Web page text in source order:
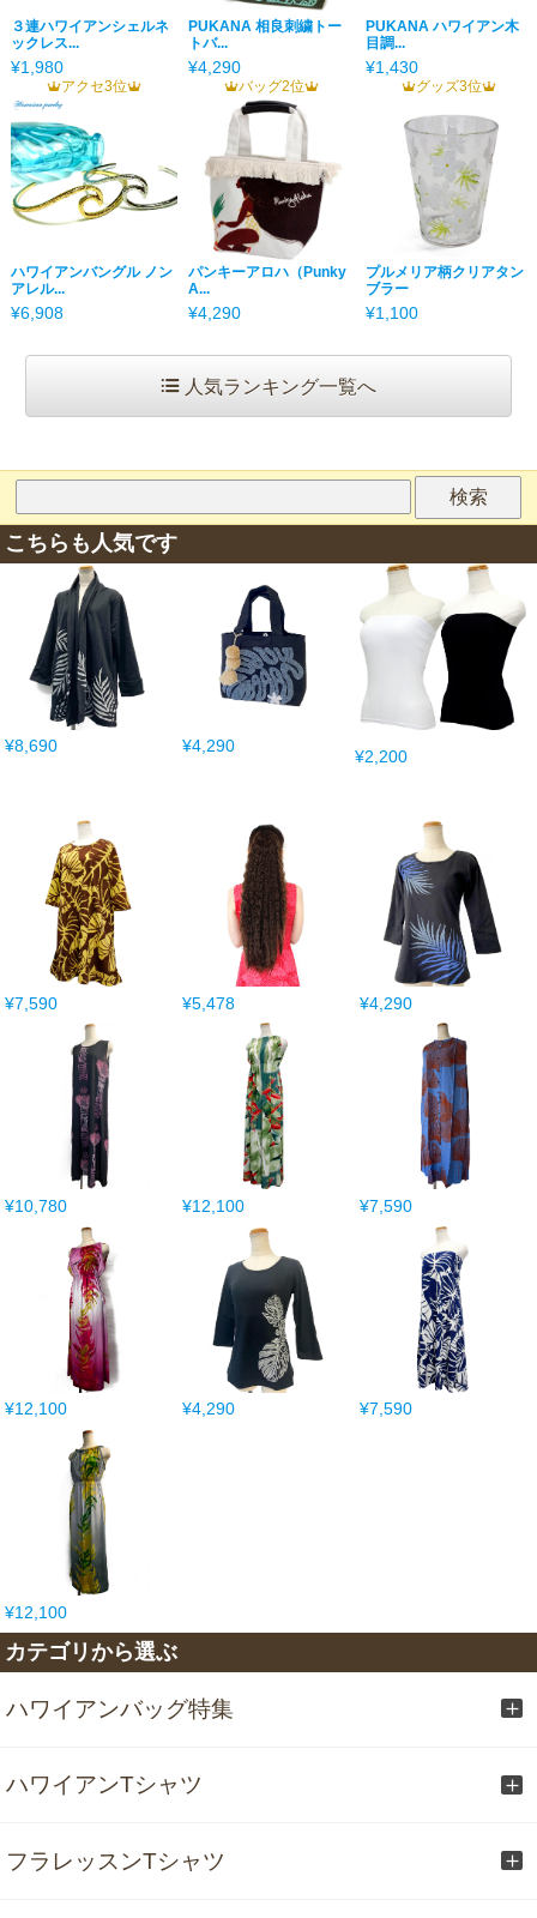
３連ハワイアンシェルネ
ックレス...
¥1,980
PUKANA 相良刺繍トー
トバ...
¥4,290
PUKANA ハワイアン木
目調...
¥1,430
アクセ3位
ハワイアンバングル ノン
アレル...
¥6,908
バッグ2位
パンキーアロハ（Punky
A...
¥4,290
グッズ3位
プルメリア柄クリアタン
ブラー
¥1,100
人気ランキング一覧へ
こちらも人気です
¥8,690 ¥4,290
¥2,200
¥7,590 ¥5,478 ¥4,290
¥10,780 ¥12,100 ¥7,590
¥12,100 ¥4,290 ¥7,590
¥12,100
カテゴリから選ぶ
ハワイアンバッグ特集
ハワイアンTシャツ
フラレッスンTシャツ